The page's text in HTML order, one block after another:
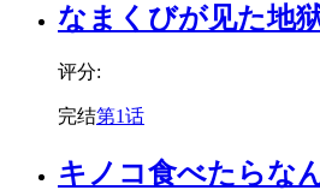
なまくびが见た地
评分:
完结第1话
キノコ食べたらな